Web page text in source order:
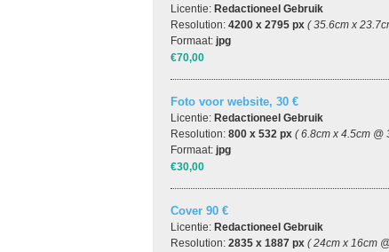
Licentie: Redactioneel Gebruik
Resolution: 4200 x 2795 px ( 35.6cm x
Formaat: jpg
€70,00
Foto voor website, 30 €
Licentie: Redactioneel Gebruik
Resolution: 800 x 532 px ( 6.8cm x 4.5cm @
Formaat: jpg
€30,00
Cover 90 €
Licentie: Redactioneel Gebruik
Resolution: 2835 x 1887 px ( 24cm x 16cm